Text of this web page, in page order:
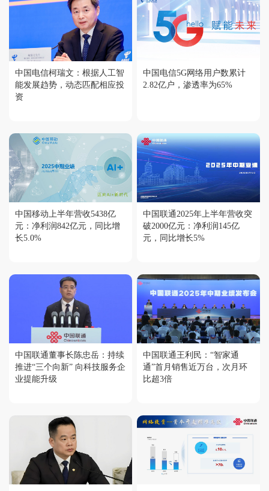
中国电信柯瑞文：根据人工智
能发展趋势，动态匹配相应投
资
中国电信5G网络用户数累计
2.82亿户，渗透率为65%
中国移动上半年营收5438亿
元：净利润842亿元，同比增
长5.0%
中国联通2025年上半年营收突
破2000亿元：净利润145亿
元，同比增长5%
中国联通董事长陈忠岳：持续
推进“三个向新” 向科技服务企
业提能升级
中国联通王利民：“智家通
通”首月销售近万台，次月环
比超3倍